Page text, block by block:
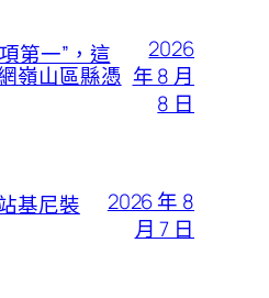
第一”，這
嶺山區縣憑
2026
年 8 月
8 日
基尼裝
2026 年 8
月 7 日